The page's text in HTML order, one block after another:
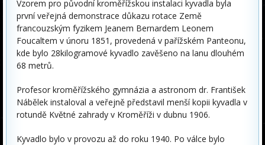
Vzorem pro původní kroměřížskou instalaci kyvadla byla
první veřejná demonstrace důkazu rotace Země
francouzským fyzikem Jeanem Bernardem Leonem
Foucaltem v únoru 1851, provedená v pařížském Panteonu,
kde bylo 28kilogramové kyvadlo zavěšeno na lanu dlouhém
68 metrů.
Profesor kroměřížského gymnázia a astronom dr. František
Nábělek instaloval a veřejně představil menší kopii kyvadla v
rotundě Květné zahrady v Kroměříži v dubnu 1906.
Kyvadlo bylo v provozu až do roku 1940. Po válce bylo